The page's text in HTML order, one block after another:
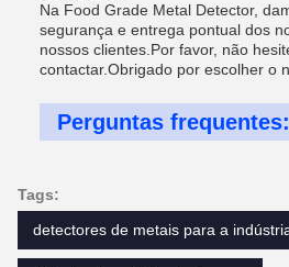
Na Food Grade Metal Detector,
segurança e entrega pontual dos
nossos clientes.Por favor, não
contactar.Obrigado por escolher o
Perguntas frequentes:
Tags:
detectores de metais para a